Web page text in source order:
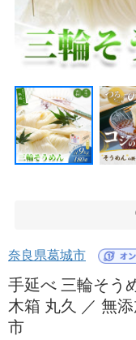
奈良県葛城市
手延べ 三輪そう
木箱 丸久 ／ 無
市